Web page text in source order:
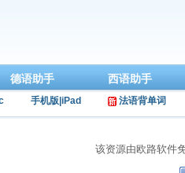
德语助手 西语助手
手机版|iPad 法语背单词
该资源由欧路软件